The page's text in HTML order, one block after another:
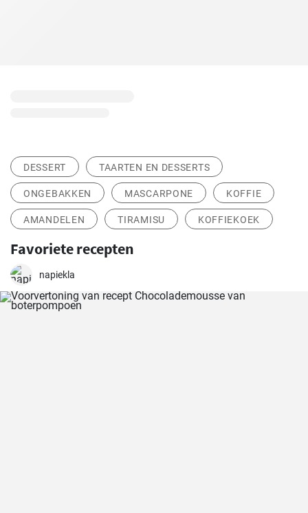
DESSERT TAARTEN EN DESSERTS
ONGEBAKKEN MASCARPONE KOFFIE
AMANDELEN TIRAMISU KOFFIEKOEK
Favoriete recepten
napiekla